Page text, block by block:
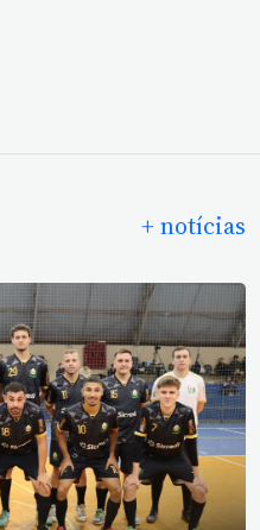
+ notícias